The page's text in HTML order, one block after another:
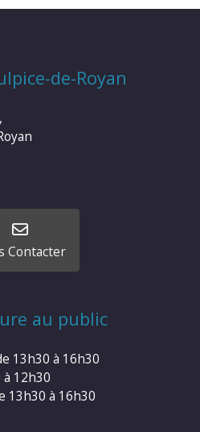
de-Royan
Contacter
au public
13h30 à 16h30
12h30
13h30 à 16h30